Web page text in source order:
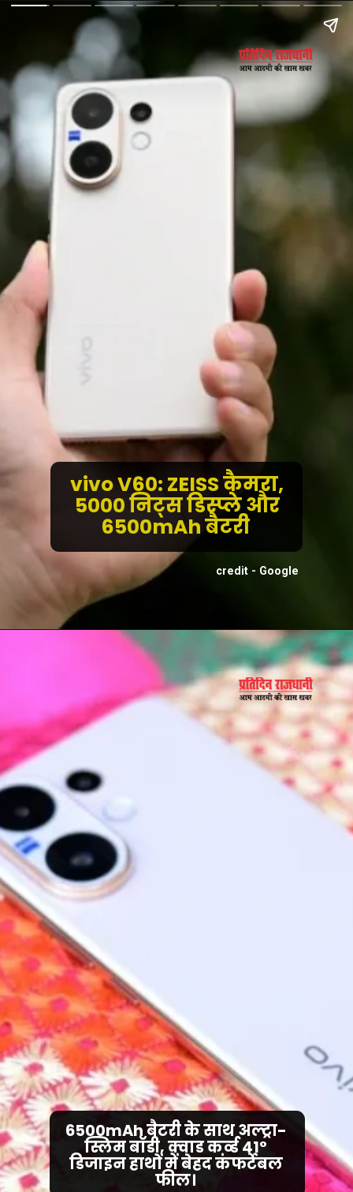
vivo V60: ZEISS कैमरा,
5000 निट्स डिस्प्ले और
6500mAh बैटरी
credit - Google
6500mAh बैटरी के साथ अल्ट्रा-
स्लिम बॉडी, क्वाड कर्व्ड 41°
डिजाइन हाथों में बेहद कंफर्टेबल
फील।